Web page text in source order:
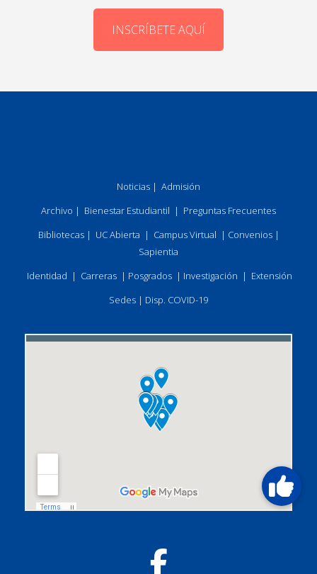
INSCRÍBETE AQUÍ
Noticias | Admisión
Archivo | Bienestar Estudiantil | Preguntas Frecuentes
Bibliotecas| UC Abierta | Campus Virtual | Convenios|
Sapientia
Identidad | Carreras | Posgrados | Investigación | Extensión
Sedes | Disp. COVID-19